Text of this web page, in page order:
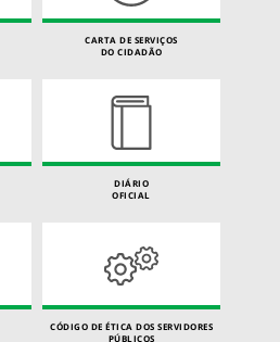
CARTA DE SERVIÇOS
DO CIDADÃO
DIÁRIO
OFICIAL
CÓDIGO DE ÉTICA DOS SERVIDORES
PÚBLICOS